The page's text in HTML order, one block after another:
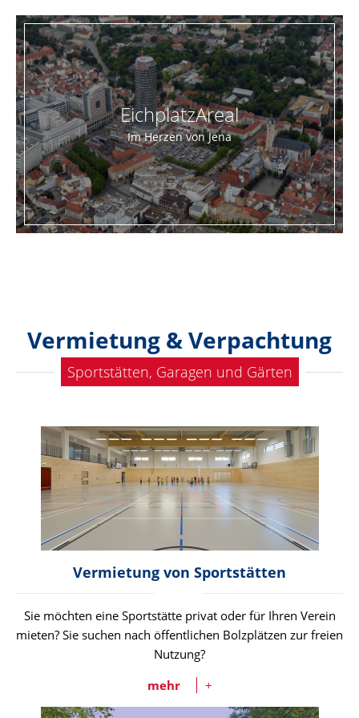
EichplatzAreal
Im Herzen von Jena
Vermietung & Verpachtung
Sportstätten, Garagen und Gärten
Vermietung von Sportstätten
Sie möchten eine Sportstätte privat oder für Ihren Verein
mieten? Sie suchen nach öffentlichen Bolzplätzen zur freien
Nutzung?
mehr
+